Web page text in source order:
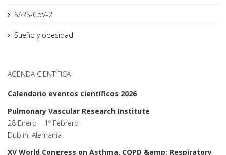
SARS-CoV-2
Sueño y obesidad
AGENDA CIENTÍFICA
Calendario eventos científicos 2026
Pulmonary Vascular Research Institute
28 Enero – 1º Febrero
Dublin, Alemania
XV World Congress on Asthma, COPD &amp; Respiratory